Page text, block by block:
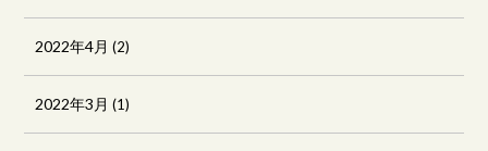
2022年4月 (2)
2022年3月 (1)